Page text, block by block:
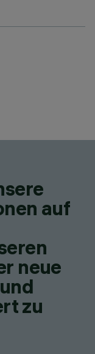
auf
neue
zu